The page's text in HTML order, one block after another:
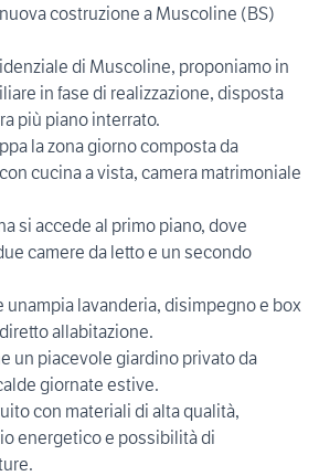
costruzione a Muscoline (BS)
di Muscoline, proponiamo in
in fase di realizzazione, disposta
più piano interrato.
la zona giorno composta da
cucina a vista, camera matrimoniale
si accede al primo piano, dove
camere da letto e un secondo
unampia lavanderia, disimpegno e box
allabitazione.
un piacevole giardino privato da
giornate estive.
con materiali di alta qualità,
energetico e possibilità di